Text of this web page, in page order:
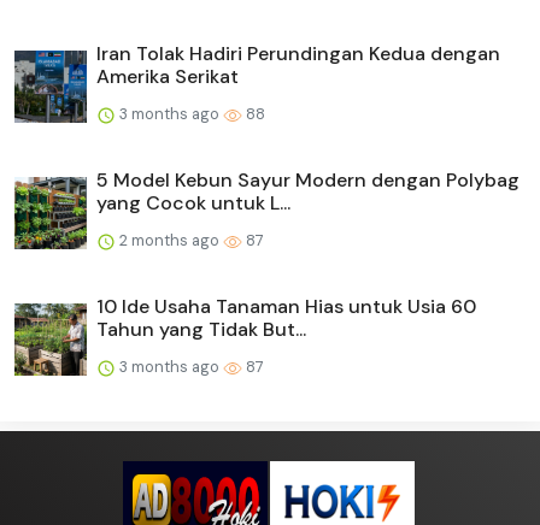
Iran Tolak Hadiri Perundingan Kedua dengan
Amerika Serikat
3 months ago 88
5 Model Kebun Sayur Modern dengan Polybag
yang Cocok untuk L...
2 months ago 87
10 Ide Usaha Tanaman Hias untuk Usia 60
Tahun yang Tidak But...
3 months ago 87